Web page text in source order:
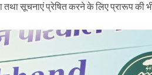
सूचनाएं प्रेषित करने के लिए प्रारूप की